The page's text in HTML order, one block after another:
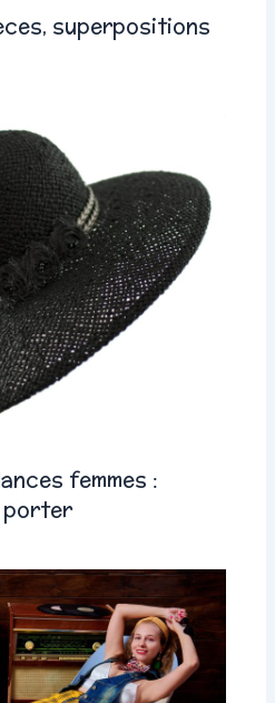
superpositions
femmes :
porter